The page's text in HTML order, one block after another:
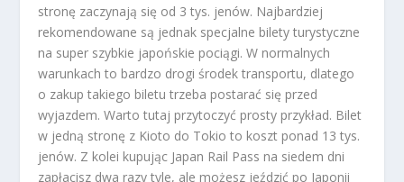
stronę zaczynają się od 3 tys. jenów. Najbardziej
rekomendowane są jednak specjalne bilety turystyczne
na super szybkie japońskie pociągi. W normalnych
warunkach to bardzo drogi środek transportu, dlatego
o zakup takiego biletu trzeba postarać się przed
wyjazdem. Warto tutaj przytoczyć prosty przykład. Bilet
w jedną stronę z Kioto do Tokio to koszt ponad 13 tys.
jenów. Z kolei kupując Japan Rail Pass na siedem dni
zapłacisz dwa razy tyle, ale możesz jeździć po Japonii